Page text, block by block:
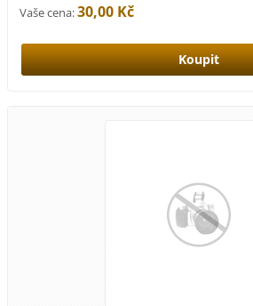
Vaše cena:30,00 Kč